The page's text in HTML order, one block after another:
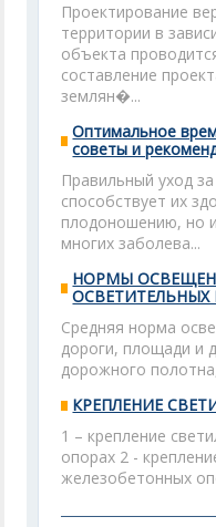
Проектирование
территории в
объекта
составление
землян�...
Оптимальное
советы и
Правильный уход
способствует их
плодоношению, но
многих заболева...
НОРМЫ
Средняя норма
дороги, площади и
дорожного
КРЕПЛЕНИЕ
1 – крепление
опорах 2 -
железобетонных